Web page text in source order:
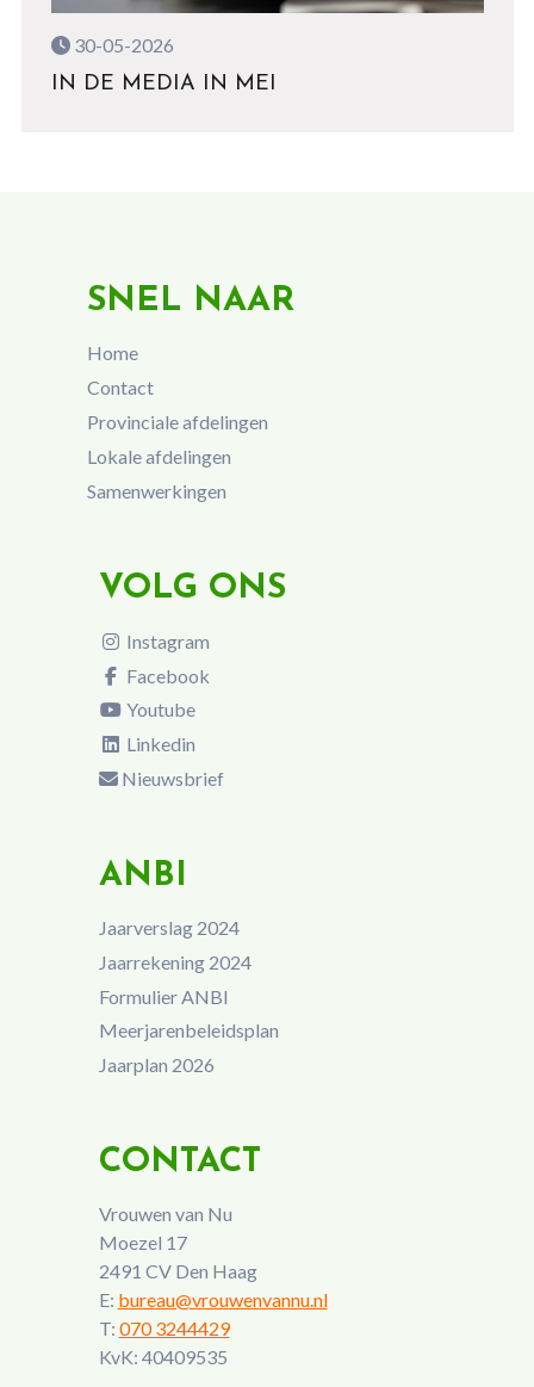
30-05-2026
IN DE MEDIA IN MEI
SNEL NAAR
Home
Contact
Provinciale afdelingen
Lokale afdelingen
Samenwerkingen
VOLG ONS
Instagram
Facebook
Youtube
Linkedin
Nieuwsbrief
ANBI
Jaarverslag 2024
Jaarrekening 2024
Formulier ANBI
Meerjarenbeleidsplan
Jaarplan 2026
CONTACT
Vrouwen van Nu
Moezel 17
2491 CV Den Haag
E: bureau@vrouwenvannu.nl
T: 070 3244429
KvK: 40409535